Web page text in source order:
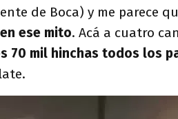
de Boca) y me parece
ese mito. Acá a cuatro
70 mil hinchas todos los